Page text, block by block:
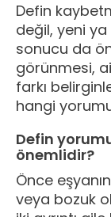
Defin
değil, yeni
sonucu da
görünmesi,
farkı
hangi
Defin
önemlidir?
Önce
veya bozuk